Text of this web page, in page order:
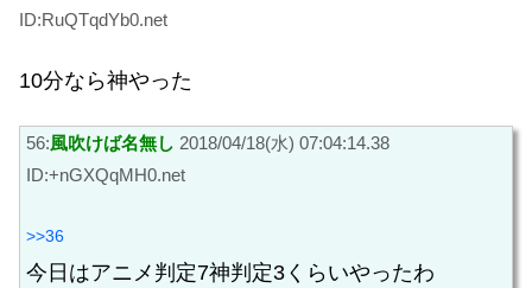
ID:RuQTqdYb0.net
10分なら神やった
56:風吹けば名無し 2018/04/18(水) 07:04:14.38
ID:+nGXQqMH0.net
>>36
今日はアニメ判定7神判定3くらいやったわ